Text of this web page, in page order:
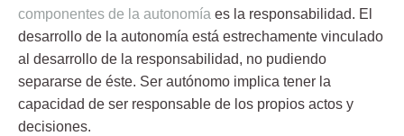
componentes de la autonomía es la responsabilidad. El
desarrollo de la autonomía está estrechamente vinculado
al desarrollo de la responsabilidad, no pudiendo
separarse de éste. Ser autónomo implica tener la
capacidad de ser responsable de los propios actos y
decisiones.